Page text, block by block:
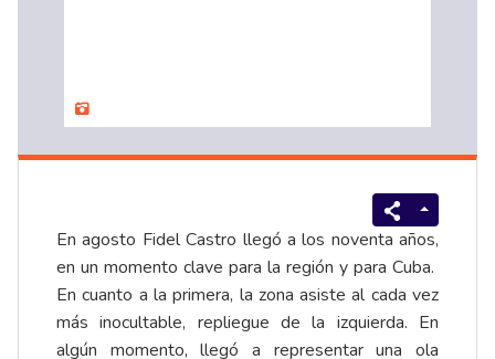
En agosto Fidel Castro llegó a los noventa años,
en un momento clave para la región y para Cuba.
En cuanto a la primera, la zona asiste al cada vez
más inocultable, repliegue de la izquierda. En
algún momento, llegó a representar una ola